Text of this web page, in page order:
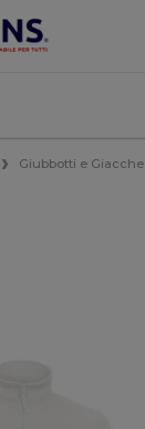
Giubbotti e Giacche